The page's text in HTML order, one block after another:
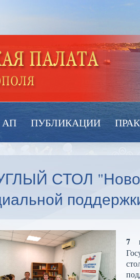
АП ПУБЛИКАЦИИ
СТОЛ
7